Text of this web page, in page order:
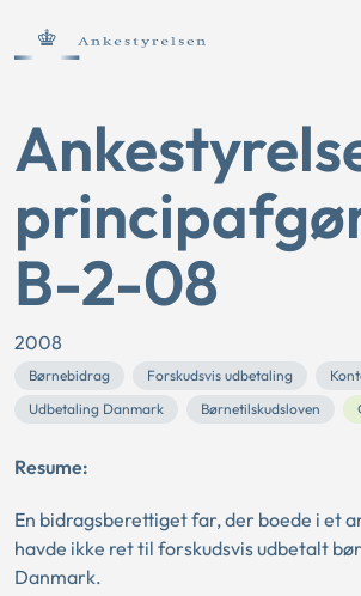
B-2-08
2008
Børnebidrag Forskudsvis udbetaling
Udbetaling Danmark
Børnetilskudsloven
Resume:
En bidragsberettiget far, der boede i et
havde ikke ret til forskudsvis udbetalt
Danmark.